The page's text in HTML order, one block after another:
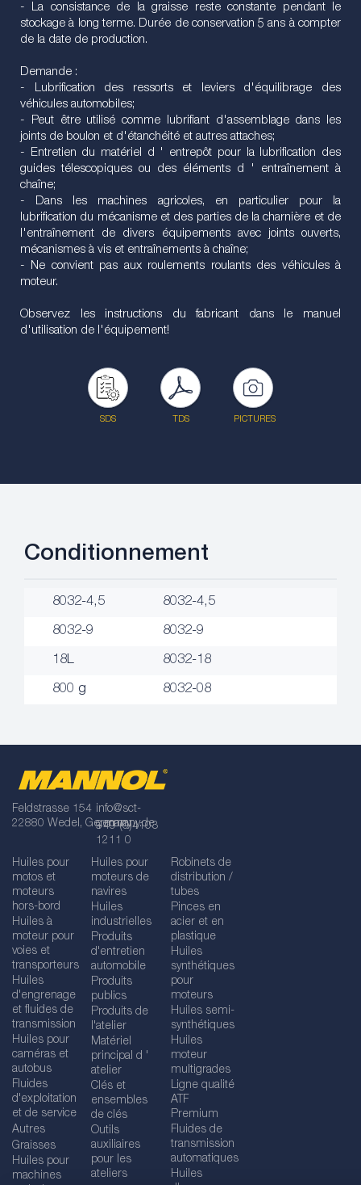
- La consistance de la graisse reste constante pendant le
stockage à long terme. Durée de conservation 5 ans à compter
de la date de production.
Demande :
- Lubrification des ressorts et leviers d'équilibrage des
véhicules automobiles;
- Peut être utilisé comme lubrifiant d'assemblage dans les
joints de boulon et d'étanchéité et autres attaches;
- Entretien du matériel d ' entrepôt pour la lubrification des
guides télescopiques ou des éléments d ' entraînement à
chaîne;
- Dans les machines agricoles, en particulier pour la
lubrification du mécanisme et des parties de la charnière et de
l'entraînement de divers équipements avec joints ouverts,
mécanismes à vis et entraînements à chaîne;
- Ne convient pas aux roulements roulants des véhicules à
moteur.
Observez les instructions du fabricant dans le manuel
d'utilisation de l'équipement!
SDS TDS PICTURES
Conditionnement
8032-4,5 8032-4,5
8032-9 8032-9
18L 8032-18
800 g 8032-08
Feldstrasse 154
22880 Wedel, Germany
info@sct-
germany.de
+49 (0)4103
1211 0
Huiles pour
motos et
moteurs
hors-bord
Huiles à
moteur pour
voies et
transporteurs
Huiles
d'engrenage
et fluides de
transmission
Huiles pour
caméras et
autobus
Fluides
d'exploitation
et de service
Autres
Graisses
Huiles pour
machines
Huiles pour
moteurs de
navires
Huiles
industrielles
Produits
d'entretien
automobile
Produits
publics
Produits de
l'atelier
Matériel
principal d '
atelier
Clés et
ensembles
de clés
Outils
auxiliaires
pour les
ateliers
Robinets de
distribution /
tubes
Pinces en
acier et en
plastique
Huiles
synthétiques
pour
moteurs
Huiles semi-
synthétiques
Huiles
moteur
multigrades
Ligne qualité
ATF
Premium
Fluides de
transmission
automatiques
Huiles